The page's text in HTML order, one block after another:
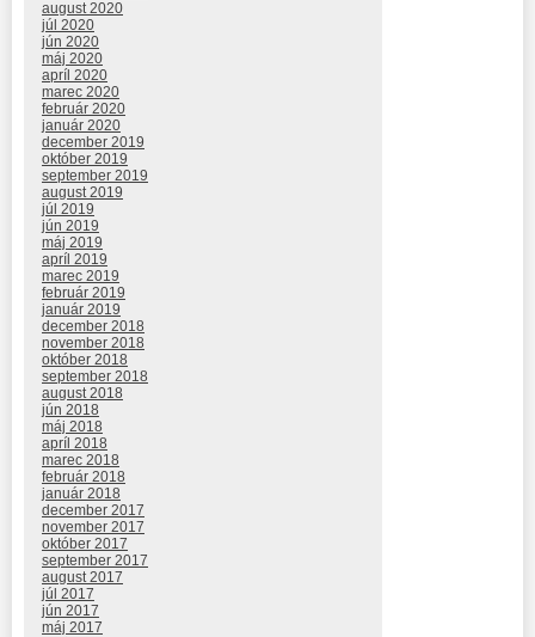
august 2020
júl 2020
jún 2020
máj 2020
apríl 2020
marec 2020
február 2020
január 2020
december 2019
október 2019
september 2019
august 2019
júl 2019
jún 2019
máj 2019
apríl 2019
marec 2019
február 2019
január 2019
december 2018
november 2018
október 2018
september 2018
august 2018
jún 2018
máj 2018
apríl 2018
marec 2018
február 2018
január 2018
december 2017
november 2017
október 2017
september 2017
august 2017
júl 2017
jún 2017
máj 2017